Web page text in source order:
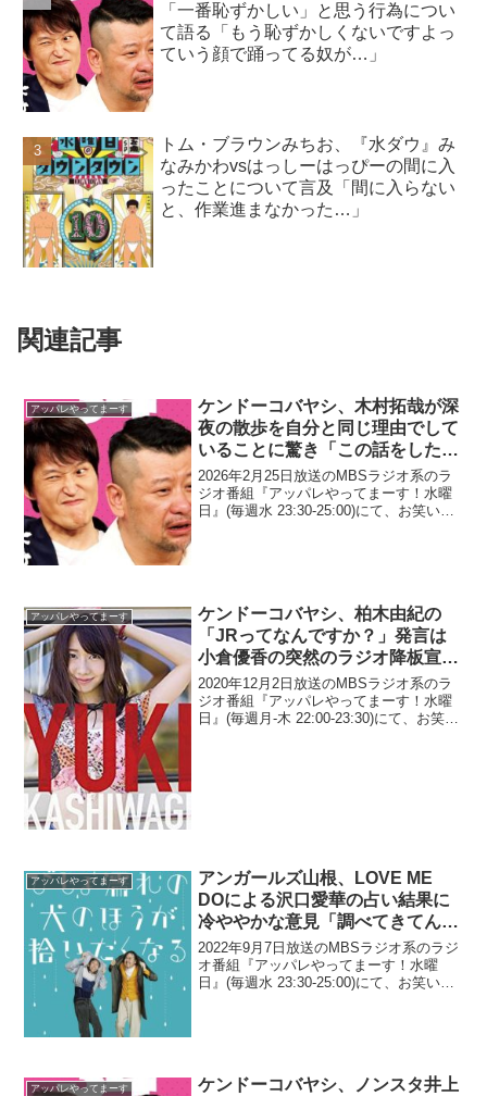
「一番恥ずかしい」と思う行為につい
て語る「もう恥ずかしくないですよっ
ていう顔で踊ってる奴が…」
トム・ブラウンみちお、『水ダウ』み
なみかわvsはっしーはっぴーの間に入
ったことについて言及「間に入らない
と、作業進まなかった…」
関連記事
アッパレやってまーす
ケンドーコバヤシ、木村拓哉が深
夜の散歩を自分と同じ理由でして
いることに驚き「この話をした
ら、俺もやるんだよって…」
2026年2月25日放送のMBSラジオ系のラ
ジオ番組『アッパレやってまーす！水曜
日』(毎週水 23:30-25:00)にて、お笑い芸
アッパレやってまーす
ケンドーコバヤシ、柏木由紀の
「JRってなんですか？」発言は
小倉優香の突然のラジオ降板宣言
の衝撃を帳消しにするほどの驚き
だったと語る
2020年12月2日放送のMBSラジオ系のラ
ジオ番組『アッパレやってまーす！水曜
日』(毎週月-木 22:00-23:30)にて、お笑い
アッパレやってまーす
アンガールズ山根、LOVE ME
DOによる沢口愛華の占い結果に
冷ややかな意見「調べてきてんじ
ゃん。今のネットの世の中、誰で
も分かるよ」
2022年9月7日放送のMBSラジオ系のラジ
オ番組『アッパレやってまーす！水曜
日』(毎週水 23:30-25:00)にて、お笑いコ
アッパレやってまーす
ケンドーコバヤシ、ノンスタ井上